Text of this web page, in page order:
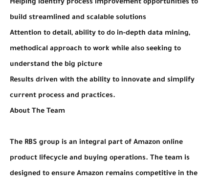
Helping identify process improvement opportunities to
build streamlined and scalable solutions
Attention to detail, ability to do in-depth data mining,
methodical approach to work while also seeking to
understand the big picture
Results driven with the ability to innovate and simplify
current process and practices.
About The Team
The RBS group is an integral part of Amazon online
product lifecycle and buying operations. The team is
designed to ensure Amazon remains competitive in the